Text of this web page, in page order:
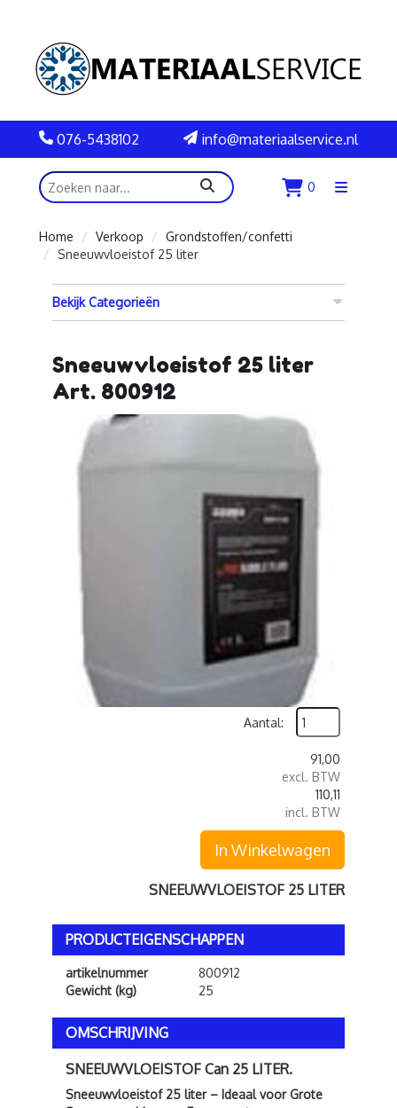
076-5438102 info@materiaalservice.nl
zoeken 0
Menu
Home
Verkoop
Grondstoffen/confetti
Sneeuwvloeistof 25 liter
Bekijk Categorieën
Sneeuwvloeistof 25 liter
Art. 800912
Aantal:
91,00
excl. BTW
110,11
incl. BTW
In Winkelwagen
SNEEUWVLOEISTOF 25 LITER
PRODUCTEIGENSCHAPPEN
artikelnummer
800912
Gewicht (kg)
25
OMSCHRIJVING
SNEEUWVLOEISTOF Can 25 LITER.
Sneeuwvloeistof 25 liter – Ideaal voor Grote